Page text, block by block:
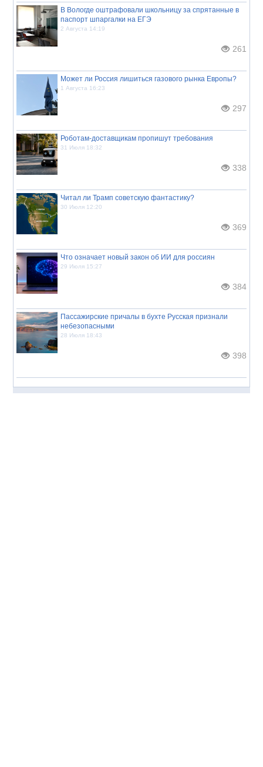
В Вологде оштрафовали школьницу за спрятанные в
паспорт шпаргалки на ЕГЭ
2 Августа 14:19
261
Может ли Россия лишиться газового рынка Европы?
1 Августа 16:23
297
Роботам-доставщикам пропишут требования
31 Июля 18:32
338
Читал ли Трамп советскую фантастику?
30 Июля 12:20
369
Что означает новый закон об ИИ для россиян
29 Июля 15:27
384
Пассажирские причалы в бухте Русская признали
небезопасными
28 Июля 18:43
398